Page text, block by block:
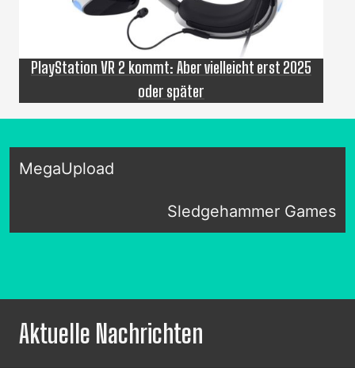
PlayStation VR 2 kommt: Aber vielleicht erst 2025
oder später
MegaUpload
Sledgehammer Games
Aktuelle Nachrichten